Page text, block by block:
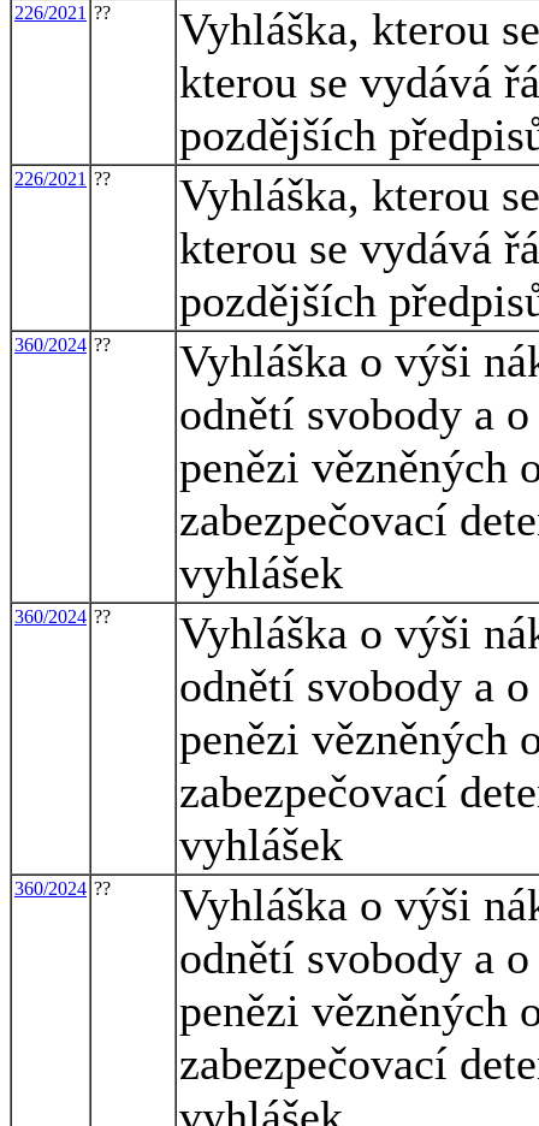
226/2021 ??
Vyhláška, kterou
kterou se vydává
pozdějších
226/2021 ??
Vyhláška, kterou
kterou se vydává
pozdějších
360/2024 ??
Vyhláška o výši
odnětí svobody a
penězi vězněných
zabezpečovací
vyhlášek
360/2024 ??
Vyhláška o výši
odnětí svobody a
penězi vězněných
zabezpečovací
vyhlášek
360/2024 ??
Vyhláška o výši
odnětí svobody a
penězi vězněných
zabezpečovací